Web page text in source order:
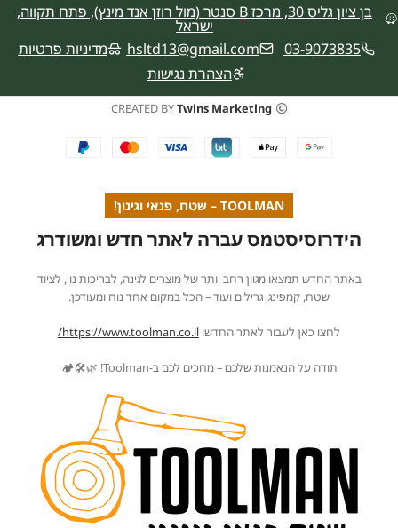
בן ציון גליס 30, מרכז B סנטר (מול רוזן אנד מינץ), פתח תקווה,
ישראל
03-9073835
hsltd13@gmail.com
מדיניות פרטיות
הצהרת נגישות
CREATED BYTwins Marketing
TOOLMAN – שטח, פנאי וגינון!
הידרוסיסטמס עברה לאתר חדש ומשודרג
באתר החדש תמצאו מגוון רחב יותר של מוצרים לגינה, לבריכות נוי, לציוד
שטח, קמפינג, גרילים ועוד – הכל במקום אחד נוח ומעודכן.
לחצו כאן לעבור לאתר החדש: https://www.toolman.co.il/
תודה על הנאמנות שלכם – מחכים לכם ב-Toolman! 🌿🛠️🏕️